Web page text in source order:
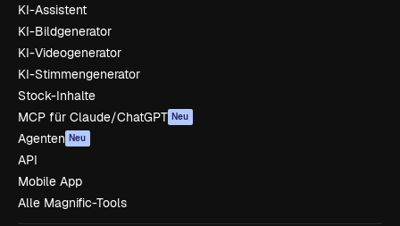
KI-Assistent
KI-Bildgenerator
KI-Videogenerator
KI-Stimmengenerator
Stock-Inhalte
MCP für Claude/ChatGPT Neu
Agenten Neu
API
Mobile App
Alle Magnific-Tools